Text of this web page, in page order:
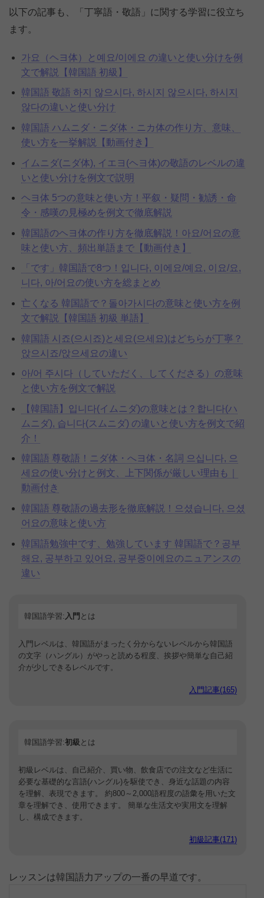
以下の記事も、「丁寧語・敬語」に関する学習に役立ち
ます。
가요（ヘヨ体）と예요/이에요 の違いと使い分けを例
文で解説【韓国語 初級】
韓国語 敬語 하지 않으시다, 하시지 않으시다, 하시지
않다の違いと使い分け
韓国語 ハムニダ・ニダ体・ニカ体の作り方、意味、
使い方を一挙解説【動画付き】
イムニダ(ニダ体), イエヨ(ヘヨ体)の敬語のレベルの違
いと使い分けを例文で説明
ヘヨ体 5つの意味と使い方！平叙・疑問・勧誘・命
令・感嘆の見極めを例文で徹底解説
韓国語のヘヨ体の作り方を徹底解説！아요/어요の意
味と使い方、頻出単語まで【動画付き】
「です」韓国語で8つ！입니다, 이에요/예요, 이요/요,
니다, 아/어요の使い方を総まとめ
亡くなる 韓国語で？돌아가시다の意味と使い方を例
文で解説【韓国語 初級 単語】
韓国語 시죠(으시죠)と세요(으세요)はどちらが丁寧？
앉으시죠/앉으세요の違い
아/어 주시다（していただく、してくださる）の意味
と使い方を例文で解説
【韓国語】입니다(イムニダ)の意味とは？합니다(ハ
ムニダ), 습니다(スムニダ) の違いと使い方を例文で紹
介！
韓国語 尊敬語！ニダ体・へヨ体・名詞 으십니다, 으
세요の使い分けと例文、上下関係が厳しい理由も｜
動画付き
韓国語 尊敬語の過去形を徹底解説！으셨습니다, 으셨
어요の意味と使い方
韓国語勉強中です、勉強しています 韓国語で？공부
해요, 공부하고 있어요, 공부중이에요のニュアンスの
違い
韓国語学習: 入門 とは
入門レベルは、韓国語がまったく分からないレベルから韓国語
の文字（ハングル）がやっと読める程度、挨拶や簡単な自己紹
介が少しできるレベルです。
入門記事(165)
韓国語学習:初級 とは
初級レベルは、自己紹介、買い物、飲食店での注文など生活に
必要な基礎的な言語(ハングル)を駆使でき、身近な話題の内容
を理解、表現できます。 約800～2,000語程度の語彙を用いた文
章を理解でき、使用できます。 簡単な生活文や実用文を理解
し、構成できます。
初級記事(171)
レッスンは韓国語力アップの一番の早道です。